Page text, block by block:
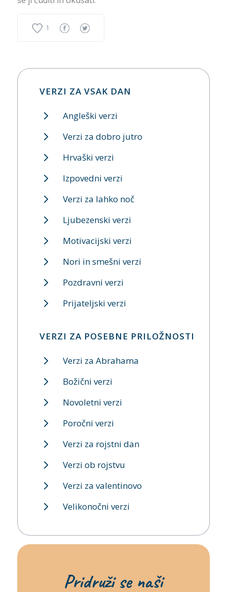
1
VERZI ZA VSAK DAN
Angleški verzi
Verzi za dobro jutro
Hrvaški verzi
Izpovedni verzi
Verzi za lahko noč
Ljubezenski verzi
Motivacijski verzi
Nori in smešni verzi
Pozdravni verzi
Prijateljski verzi
VERZI ZA POSEBNE PRILOŽNOSTI
Verzi za Abrahama
Božični verzi
Novoletni verzi
Poročni verzi
Verzi za rojstni dan
Verzi ob rojstvu
Verzi za valentinovo
Velikonočni verzi
Pridruži se naši